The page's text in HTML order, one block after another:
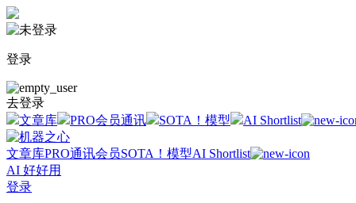
登录
去登录
文章库
PRO会员通讯 SOTA！模型 AI Shortlist
文章库PRO通讯会员SOTA！模型AI Shortlist
AI 好好用
登录